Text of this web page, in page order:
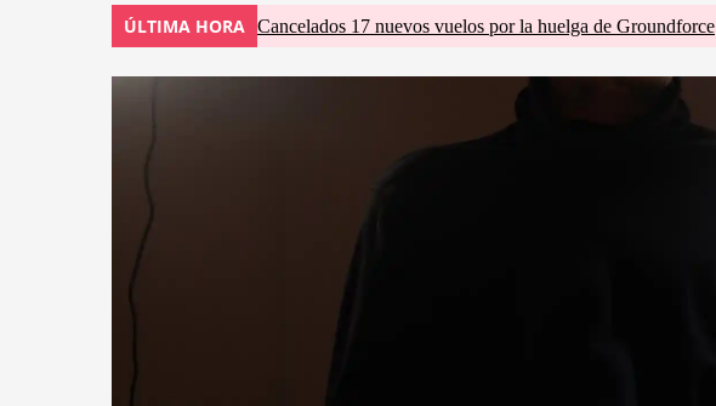
ÚLTIMA HORA Cancelados 17 nuevos vuelos por la huelga de Groundforce